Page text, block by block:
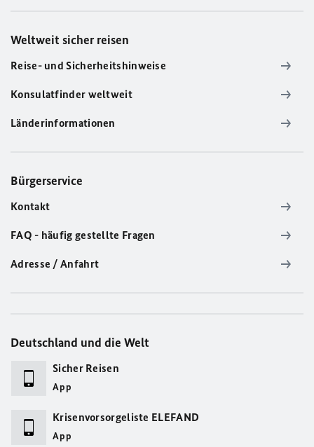
Weltweit sicher reisen
Reise- und Sicherheitshinweise
Konsulatfinder weltweit
Länderinformationen
Bürgerservice
Kontakt
FAQ - häufig gestellte Fragen
Adresse / Anfahrt
Deutschland und die Welt
Sicher Reisen
App
Krisenvorsorgeliste ELEFAND
App